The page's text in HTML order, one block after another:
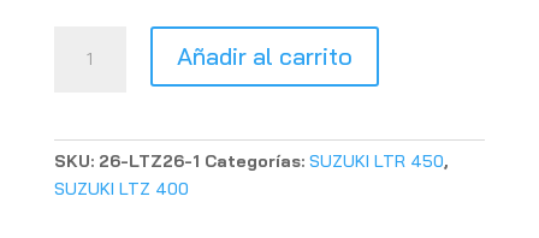
FILTRO
Añadir al carrito
SKU: 26-LTZ26-1 Categorías: SUZUKI LTR 450,
SUZUKI LTZ 400